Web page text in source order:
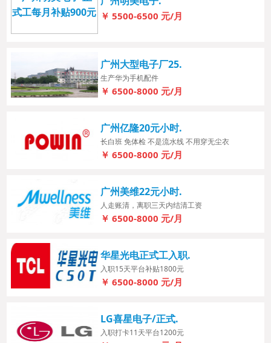
￥5500-6500 元/月
广州大型电子厂25.
生产华为手机配件
￥6500-8000 元/月
广州亿隆20元小时.
长白班 免体检 不是流水线 不用穿无尘衣
￥6500-8000 元/月
广州美维22元小时.
人走账清，离职三天内结清工资
￥6500-8000 元/月
华星光电正式工入职.
入职15天平台补贴1800元
￥6500-8000 元/月
LG喜星电子/正式.
入职打卡11天平台1200元